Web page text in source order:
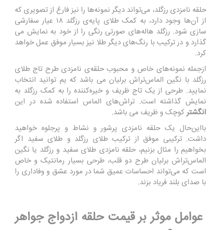
حلقه نامزدی رزگلد، می‌تواند دیگر نمونه‌ها را نیز فارغ از تصویری که
از آن‌ها وجود دارد، به کمک طلای پایه‌ی رزگلد ۱۸ عیار سفارشی
‌سازی شود. رزگلد هاله‌های صورتی رنگی را از خود به نمایش می
‌گذارد و در ترکیب با رنگ‌‌های دیگر طلا نیز بسیار موفق عمل خواهد
کرد.
ازجمله نمونه‌های خاص و محبوب حلقه‌ی نامزدی طرح تاج طلای
رزگلد با نگین الماس‌تراش برلیان می باشد که یم توانید انتخاب
نمایید. طرحی از یک تاج ظریف و خیره‌کننده را به کمک رزگلد به
نمایش گذاشته است. تراش‌های الماس استفاده شده در این
انگشترکوچک و ظریف می باشد.
بااین‌حال یک حلقه نامزدی پرشور و نشاط و پرجلوه خواهید
داشت. ترکیبی موفق از ترکیب طلای رزگلد و طلای سفید اگر
بخواهیم را مثال بزنیم، حلقه نامزدی طلای سفید و رزگلد یا نگین
الماس‌تراش برلیان طرح دو قلب، طرحی بسیار رمانتیک و خاص
است که می‌تواند احساسات عمیق شما در مورد عشق و وفاداری را
با صدای بلند فریاد بزند.
عوامل موثر بر قیمت حلقه ازدواج جواهر